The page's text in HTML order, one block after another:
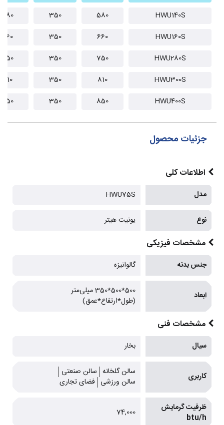
HWU140S
580
350
580
HWU160S
660
350
660
HWU280S
750
350
750
HWU300S
810
350
810
HWU400S
850
350
850
جزئیات محصول
اطلاعات کلی
مدل HWU75S
نوع یونیت هیتر
مشخصات فیزیکی
جنس بدنه گالوانیزه
ابعاد
500*500*350 میلی‌متر
(طول*ارتفاع*عمق)
مشخصات فنی
سیال بخار
کاربری سالن گلخانه سالن صنعتی
سالن ورزشی فضای تجاری
ظرفیت گرمایش
btu/h
74,000